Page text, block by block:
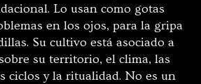
Lo usan como gotas
en los ojos, para la gripa
Su cultivo está asociado a
su territorio, el clima, las
ciclos y la ritualidad. No es un